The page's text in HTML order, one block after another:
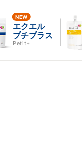
エクエル
プチプラス
Petit+